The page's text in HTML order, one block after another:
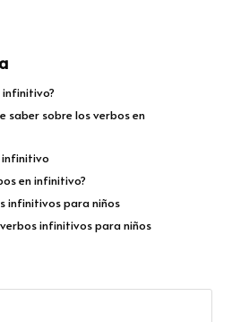
infinitivo?
saber sobre los verbos en
infinitivo
en infinitivo?
infinitivos para niños
infinitivos para niños